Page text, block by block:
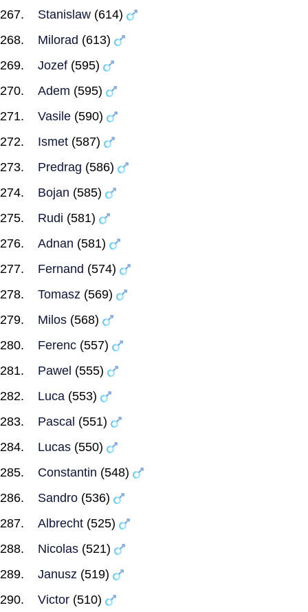
Stanislaw (614)
Milorad (613)
Jozef (595)
Adem (595)
Vasile (590)
Ismet (587)
Predrag (586)
Bojan (585)
Rudi (581)
Adnan (581)
Fernand (574)
Tomasz (569)
Milos (568)
Ferenc (557)
Pawel (555)
Luca (553)
Pascal (551)
Lucas (550)
Constantin (548)
Sandro (536)
Albrecht (525)
Nicolas (521)
Janusz (519)
Victor (510)